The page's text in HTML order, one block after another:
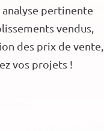
analyse pertinente
vendus,
des prix de vente,
vos projets !